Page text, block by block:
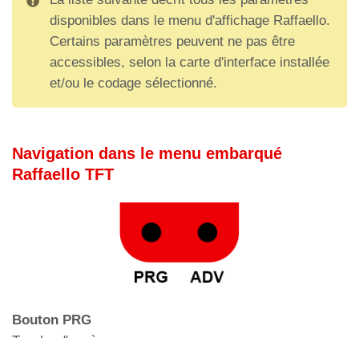
disponibles dans le menu d'affichage Raffaello.
Certains paramètres peuvent ne pas être
accessibles, selon la carte d'interface installée
et/ou le codage sélectionné.
Navigation dans le menu embarqué
Raffaello TFT
Bouton PRG